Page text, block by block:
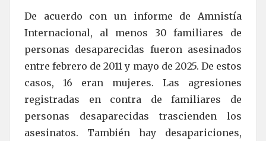
De acuerdo con un informe de Amnistía
Internacional, al menos 30 familiares de
personas desaparecidas fueron asesinados
entre febrero de 2011 y mayo de 2025. De estos
casos, 16 eran mujeres. Las agresiones
registradas en contra de familiares de
personas desaparecidas trascienden los
asesinatos. También hay desapariciones,